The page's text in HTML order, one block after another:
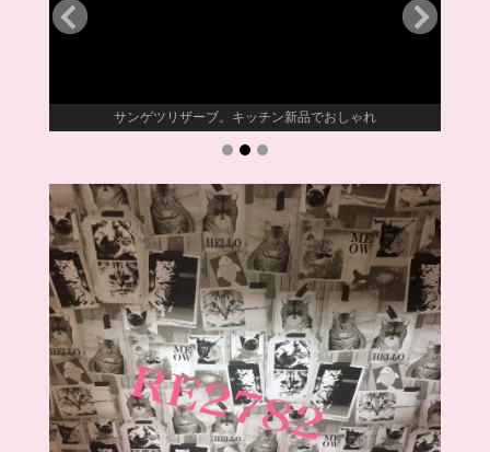
サンゲツリザーブ。キッチン新品でおしゃれ